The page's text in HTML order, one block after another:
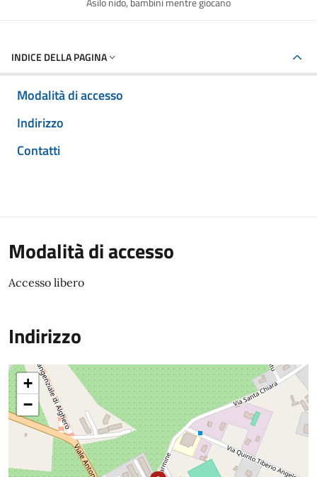
INDICE DELLA PAGINA
Modalità di accesso
Indirizzo
Contatti
Modalità di accesso
Accesso libero
Indirizzo
+
−